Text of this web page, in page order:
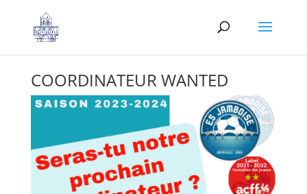
COORDINATEUR WANTED